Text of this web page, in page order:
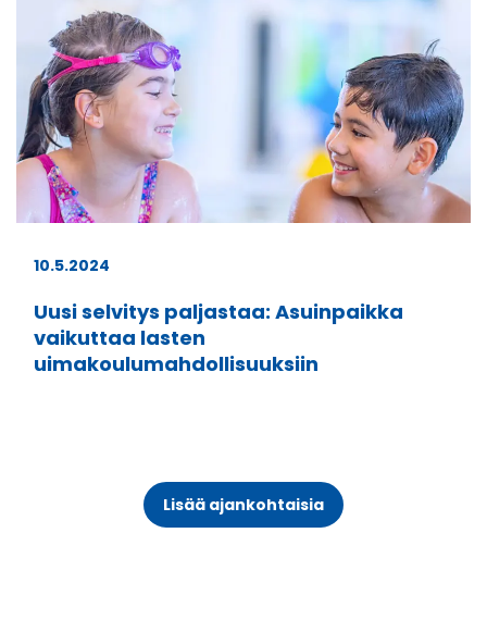
10.5.2024
Uusi selvitys paljastaa: Asuinpaikka
vaikuttaa lasten
uimakoulumahdollisuuksiin
Lisää ajankohtaisia